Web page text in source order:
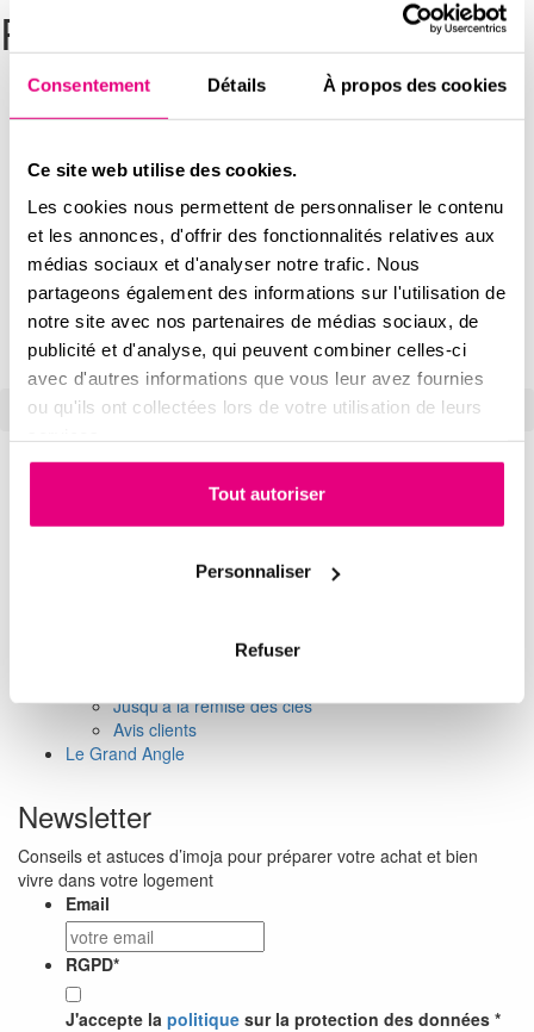
Consentement Détails À propos des cookies
Ce site web utilise des cookies.
Les cookies nous permettent de personnaliser le contenu
et les annonces, d'offrir des fonctionnalités relatives aux
médias sociaux et d'analyser notre trafic. Nous
partageons également des informations sur l'utilisation de
notre site avec nos partenaires de médias sociaux, de
publicité et d'analyse, qui peuvent combiner celles-ci
avec d'autres informations que vous leur avez fournies
ou qu'ils ont collectées lors de votre utilisation de leurs
Tout autoriser
Personnaliser
Refuser
Plan du site
Acheter
Dans l’ancien
Le guide de l’immo
Devenir Propriétaire
Vivre dans mon logement
Notre accompagnement
De votre projet d’achat
Jusqu’à la remise des clés
Avis clients
IMOJA par Aiguillon>Plan du site
Acheter
Le guide de l’immo
Notre accompagnement
Jusqu’à la remise des clés
Avis clients
Le Grand Angle
Newsletter
Conseils et astuces d’imoja pour préparer votre achat et bien
vivre dans votre logement
Email
RGPD*
J'accepte la politique sur la protection des données *